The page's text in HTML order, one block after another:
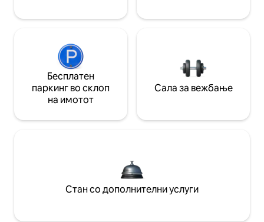
Бесплатен
паркинг во склоп
на имотот
Сала за вежбање
Стан со дополнителни услуги